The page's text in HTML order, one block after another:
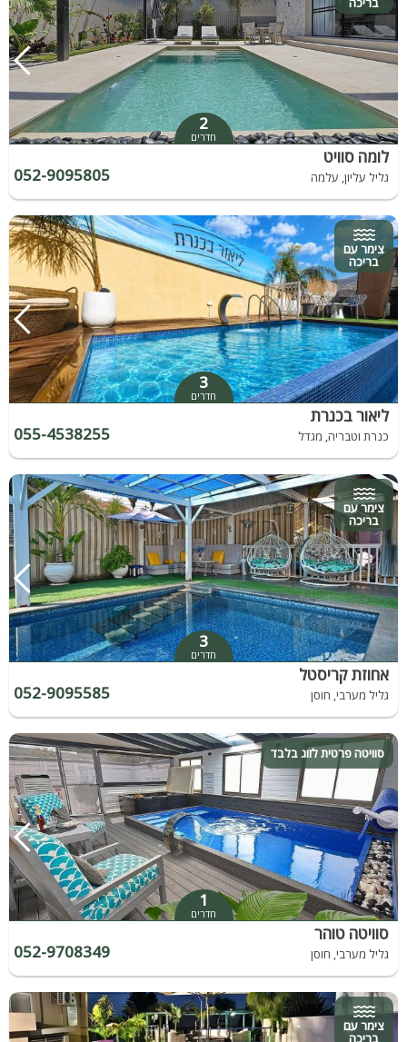
2
חדרים
לומה סוויט
גליל עליון, עלמה 052-9095805
צימר עם
בריכה
3
חדרים
ליאור בכנרת
כנרת וטבריה, מגדל 055-4538255
צימר עם
בריכה
3
חדרים
אחוזת קריסטל
גליל מערבי, חוסן 052-9095585
סוויטה פרטית לזוג בלבד
1
חדרים
סוויטה טוהר
גליל מערבי, חוסן 052-9708349
צימר עם
בריכה